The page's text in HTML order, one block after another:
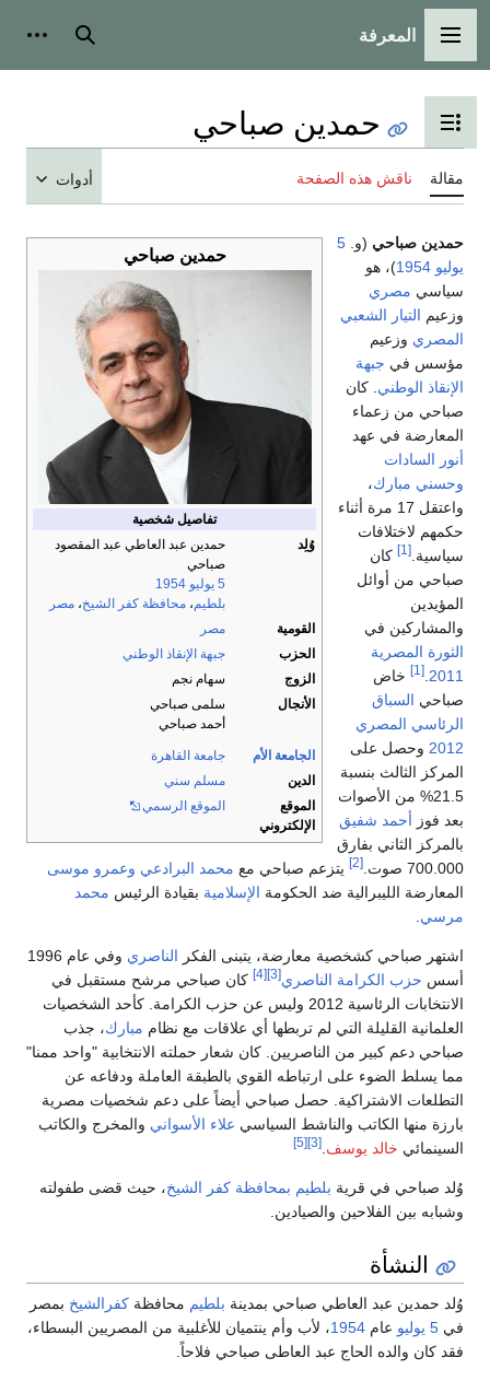
القائمة الرئيسية
المعرفة بحث
تبديل عرض جدول المحتويات
حمدين صباحي
مقالة ناقش هذه الصفحة أدوات
حمدين صباحي
تفاصيل شخصية
وُلِد
حمدين عبد العاطي عبد المقصود
صباحي
5 يوليو
1954
بلطيم، محافظة كفر الشيخ، مصر
القومية
مصر
الحزب
جبهة الإنقاذ الوطني
الزوج
سهام نجم
الأنجال
سلمى صباحي
أحمد صباحي
الجامعة الأم
جامعة القاهرة
الدين
مسلم سني
الموقع
الإلكتروني
الموقع الرسمي
حمدين صباحي (و. 5
يوليو 1954)، هو
سياسي مصري
وزعيم التيار الشعبي
المصري وزعيم
مؤسس في جبهة
الإنقاذ الوطني . كان
صباحي من زعماء
المعارضة في عهد
أنور السادات
وحسني مبارك،
واعتقل 17 مرة أثناء
حكمهم لاختلافات
سياسية. [1]
كان
صباحي من أوائل
المؤيدين
والمشاركين في
الثورة المصرية
2011
[1]
خاض
صباحي السباق
الرئاسي المصري
2012 وحصل على
المركز الثالث بنسبة
21.5% من الأصوات
بعد فوز أحمد شفيق
بالمركز الثاني بفارق
700.000 صوت.
[2] يتزعم صباحي مع محمد البرادعي وعمرو موسى
المعارضة الليبرالية ضد الحكومة الإسلامية بقيادة الرئيس محمد
مرسي
اشتهر صباحي كشخصية معارضة، يتبنى الفكر الناصري
وفي عام 1996
أسس حزب الكرامة الناصري[3]
[4]
كان صباحي مرشح مستقبل في
الانتخابات الرئاسية 2012 وليس عن حزب الكرامة. كأحد الشخصيات
العلمانية القليلة التي لم تربطها أي علاقات مع نظام مبارك، جذب
صباحي دعم كبير من الناصريين. كان شعار حملته الانتخابية "واحد ممنا"
مما يسلط الضوء على ارتباطه القوي بالطبقة العاملة ودفاعه عن
التطلعات الاشتراكية. حصل صباحي أيضاً على دعم شخصيات مصرية
بارزة منها الكاتب والناشط السياسي علاء الأسواني والمخرج والكاتب
السينمائي خالد يوسف [3]
[5]
وُلد صباحي في قرية بلطيم بمحافظة كفر الشيخ، حيث قضى طفولته
وشبابه بين الفلاحين والصيادين.
النشأة
وُلد حمدين عبد العاطي صباحي بمدينة بلطيم محافظة كفرالشيخ بمصر
في 5 يوليو عام 1954، لأب وأم ينتميان للأغلبية من المصريين البسطاء،
فقد كان والده الحاج عبد العاطى صباحي فلاحاً.